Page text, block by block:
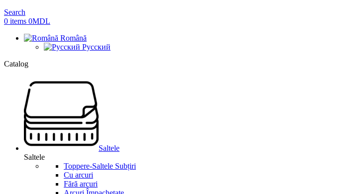
Search
0 items 0MDL
Română
Русский
Catalog
Saltele
Saltele
Toppere-Saltele Subțiri
Cu arcuri
Fără arcuri